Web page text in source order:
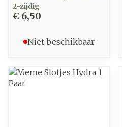
2-zijdig
€ 6,50
Niet beschikbaar